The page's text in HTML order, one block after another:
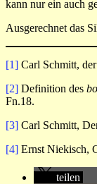
kann nur ein auch
Ausgerechnet das
[1] Carl Schmitt,
[2] Definition des
Fn.18.
[3] Carl Schmitt,
[4] Ernst Niekisch,
teilen